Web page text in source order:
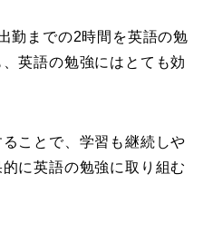
勤までの2時間を英語の勉
英語の勉強にはとても効
ことで、学習も継続しや
に英語の勉強に取り組む